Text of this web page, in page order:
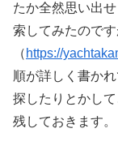
たか全然思い出
索してみたので
（ https://
順が詳しく書か
探したりとかし
残しておきます。